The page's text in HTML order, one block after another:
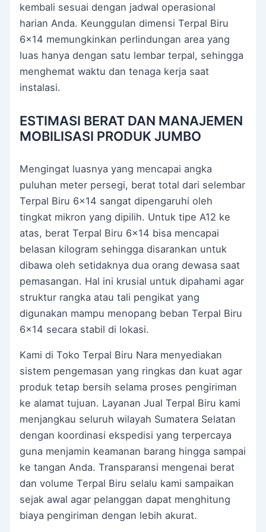
kembali sesuai dengan jadwal operasional
harian Anda. Keunggulan dimensi Terpal Biru
6×14 memungkinkan perlindungan area yang
luas hanya dengan satu lembar terpal, sehingga
menghemat waktu dan tenaga kerja saat
instalasi.
ESTIMASI BERAT DAN MANAJEMEN
MOBILISASI PRODUK JUMBO
Mengingat luasnya yang mencapai angka
puluhan meter persegi, berat total dari selembar
Terpal Biru 6×14 sangat dipengaruhi oleh
tingkat mikron yang dipilih. Untuk tipe A12 ke
atas, berat Terpal Biru 6×14 bisa mencapai
belasan kilogram sehingga disarankan untuk
dibawa oleh setidaknya dua orang dewasa saat
pemasangan. Hal ini krusial untuk dipahami agar
struktur rangka atau tali pengikat yang
digunakan mampu menopang beban Terpal Biru
6×14 secara stabil di lokasi.
Kami di Toko Terpal Biru Nara menyediakan
sistem pengemasan yang ringkas dan kuat agar
produk tetap bersih selama proses pengiriman
ke alamat tujuan. Layanan Jual Terpal Biru kami
menjangkau seluruh wilayah Sumatera Selatan
dengan koordinasi ekspedisi yang terpercaya
guna menjamin keamanan barang hingga sampai
ke tangan Anda. Transparansi mengenai berat
dan volume Terpal Biru selalu kami sampaikan
sejak awal agar pelanggan dapat menghitung
biaya pengiriman dengan lebih akurat.